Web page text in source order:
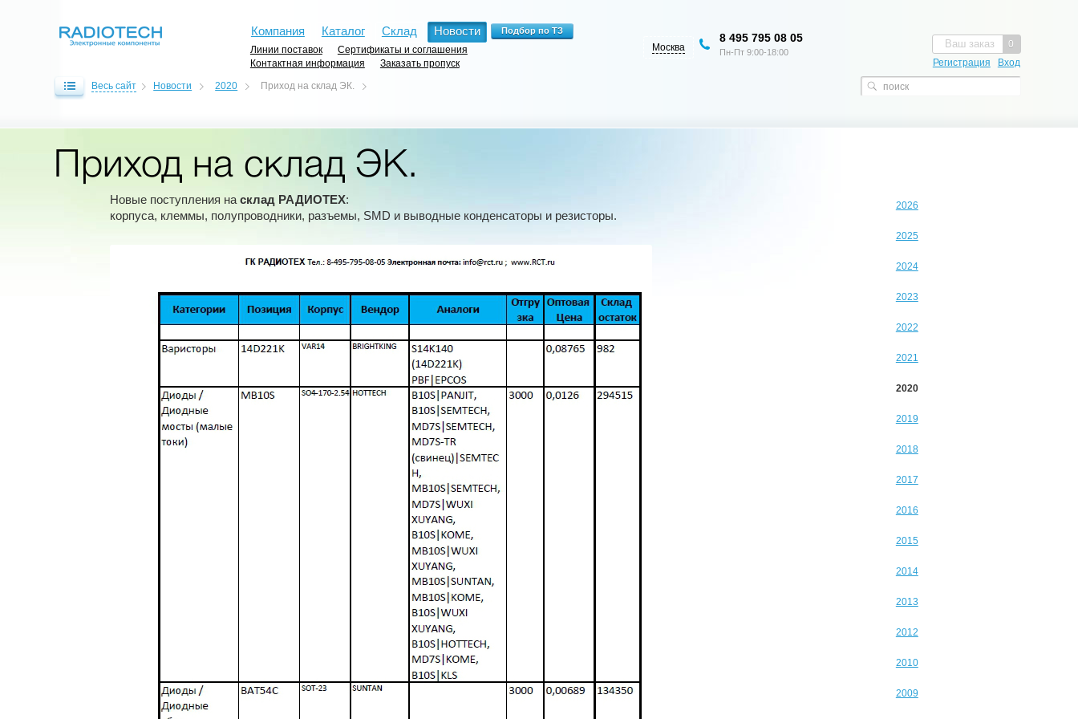
Компания Каталог Склад Новости
Линии поставок
Сертификаты и соглашения
Контактная информация
Заказать пропуск
0
Ваш заказ
Регистрация Вход
Москва
8 495 795 08 05
Пн-Пт 9:00-18:00
Весь сайт Новости 2020 Приход на склад ЭК.
Приход на склад ЭК.
Новые поступления насклад РАДИОТЕХ:
корпуса, клеммы, полупроводники, разъемы, SMD и выводные конденсаторы и резисторы.
2026
2025
2024
2023
2022
2021
2020
2019
2018
2017
2016
2015
2014
2013
2012
2010
2009